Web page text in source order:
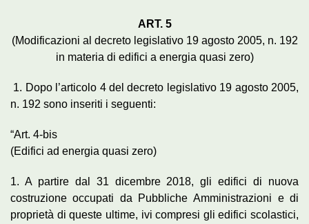
ART. 5
(Modificazioni al decreto legislativo 19 agosto 2005, n. 192
in materia di edifici a energia quasi zero)
1. Dopo l’articolo 4 del decreto legislativo 19 agosto 2005,
n. 192 sono inseriti i seguenti:
“Art. 4-bis
(Edifici ad energia quasi zero)
1. A partire dal 31 dicembre 2018, gli edifici di nuova
costruzione occupati da Pubbliche Amministrazioni e di
proprietà di queste ultime, ivi compresi gli edifici scolastici,